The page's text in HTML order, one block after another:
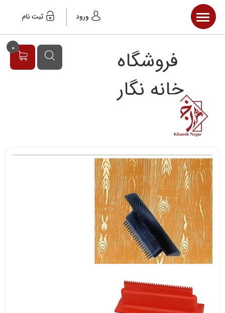
صفحه اصلی
محصولات
ورود ثبت نام
فروشگاه
خانه نگار
0